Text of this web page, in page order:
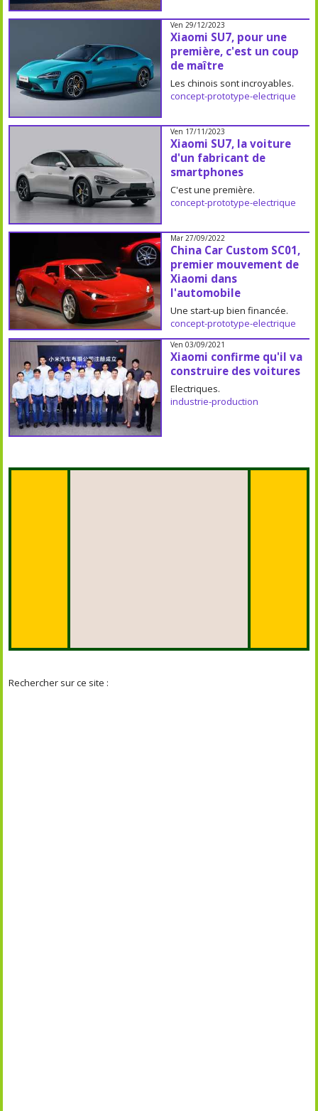
Ven 29/12/2023
Xiaomi SU7, pour une
première, c'est un coup
de maître
Les chinois sont incroyables.
concept-prototype-electrique
Ven 17/11/2023
Xiaomi SU7, la voiture
d'un fabricant de
smartphones
C'est une première.
concept-prototype-electrique
Mar 27/09/2022
China Car Custom SC01,
premier mouvement de
Xiaomi dans
l'automobile
Une start-up bien financée.
concept-prototype-electrique
Ven 03/09/2021
Xiaomi confirme qu'il va
construire des voitures
Electriques.
industrie-production
Rechercher sur ce site :